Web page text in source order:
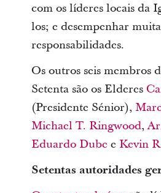
com os líderes locais da
los; e desempenhar
responsabilidades.
Os outros seis membros
Setenta são os Elderes
(Presidente Sénior),
Michael T. Ringwood,
Eduardo Dube e Kevin
Setentas autoridades